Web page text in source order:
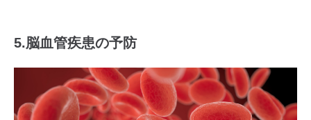
5.脳血管疾患の予防